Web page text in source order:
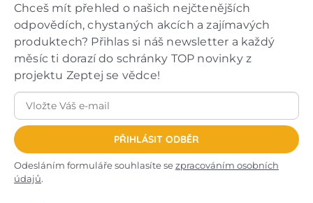
Chceš mít přehled o našich nejčtenějších
odpovědích, chystaných akcích a zajímavých
produktech? Přihlas si náš newsletter a každý
měsíc ti dorazí do schránky TOP novinky z
projektu Zeptej se vědce!
PŘIHLÁSIT ODBĚR
Odesláním formuláře souhlasíte sezpracováním osobních
údajů.